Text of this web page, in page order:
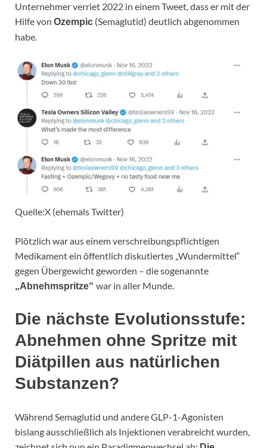
Unternehmer verriet 2022 in einem Tweet, dass er mit der
Hilfe von Ozempic (Semaglutid) deutlich abgenommen
habe.
Quelle:X (ehemals Twitter)
Plötzlich war aus einem verschreibungspflichtigen
Medikament ein öffentlich diskutiertes „Wundermittel“
gegen Übergewicht geworden – die sogenannte
„Abnehmspritze“ war in aller Munde.
Die nächste Evolutionsstufe:
Abnehmen ohne Spritze mit
Diätpillen aus natürlichen
Substanzen?
Während Semaglutid und andere GLP-1-Agonisten
bislang ausschließlich als Injektionen verabreicht wurden,